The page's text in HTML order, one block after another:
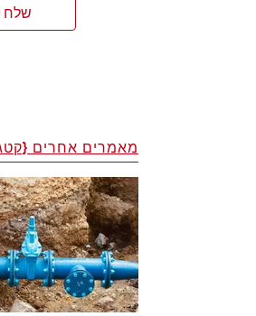
שלח
מאמרים אחרים